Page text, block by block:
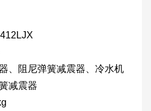
、阻尼弹簧减震器、冷水机
减震器